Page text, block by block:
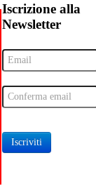
Iscrizione alla
Newsletter
Iscriviti